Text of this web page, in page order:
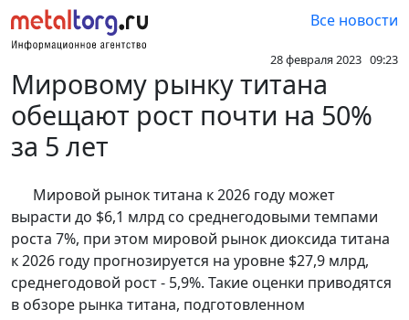
Все новости
28 февраля 2023 09:23
Мировому рынку титана
обещают рост почти на 50%
за 5 лет
Мировой рынок титана к 2026 году может
вырасти до $6,1 млрд со среднегодовыми темпами
роста 7%, при этом мировой рынок диоксида титана
к 2026 году прогнозируется на уровне $27,9 млрд,
среднегодовой рост - 5,9%. Такие оценки приводятся
в обзоре рынка титана, подготовленном